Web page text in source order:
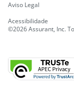
©2026 Assurant, Inc.
Aviso Legal
Acessibilidade